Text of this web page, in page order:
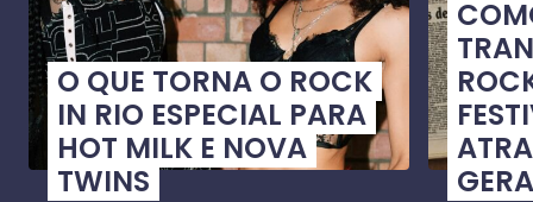
O QUE TORNA O ROCK
IN RIO ESPECIAL PARA
HOT MILK E NOVA
TWINS